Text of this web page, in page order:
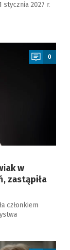
2027 r.
0
w
zastąpiła
członkiem